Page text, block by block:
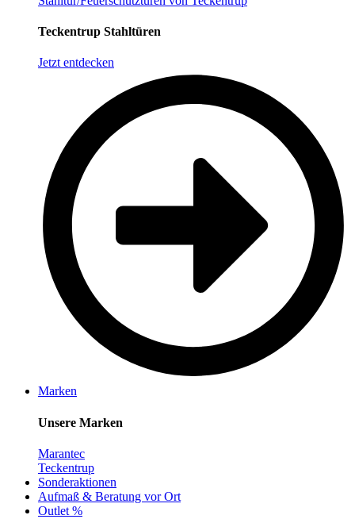
Teckentrup Stahltüren
Jetzt entdecken
Marken
Unsere Marken
Marantec
Teckentrup
Sonderaktionen
Aufmaß & Beratung vor Ort
Outlet %